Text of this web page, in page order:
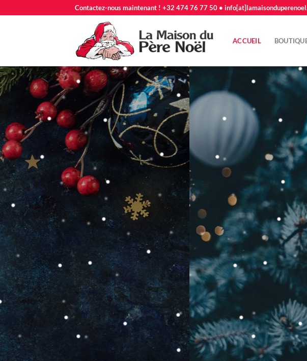
au
Contactez-nous maintenant ! +32 474 76 77 50 •
ACCUEIL
20
SEMAINES
3